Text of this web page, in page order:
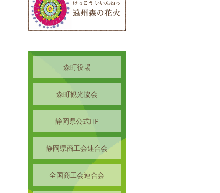
森町役場
森町観光協会
静岡県公式HP
静岡県商工会連合会
全国商工会連合会